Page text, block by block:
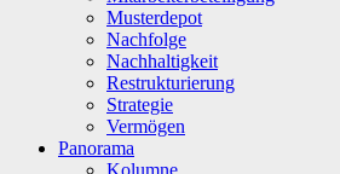
Musterdepot
Nachfolge
Nachhaltigkeit
Restrukturierung
Strategie
Vermögen
Panorama
Kolumne